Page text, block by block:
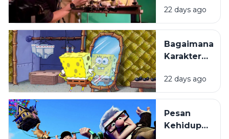
Lebar:
Bagaimana
Animasi
Diproduksi?
22 days ago
Bagaimana
Karakter
Dibuat
hingga
Mudah
Diingat?
22 days ago
Pesan
Kehidupan